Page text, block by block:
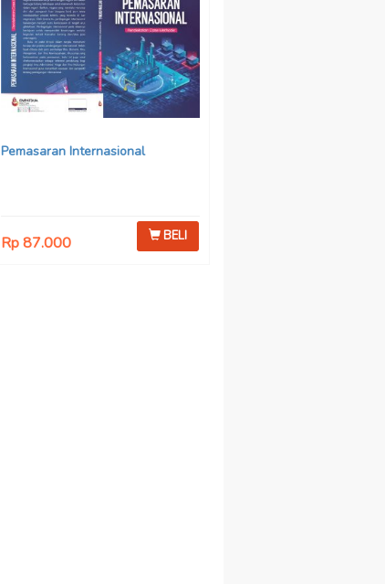
Pemasaran Internasional
Rp 87.000 BELI